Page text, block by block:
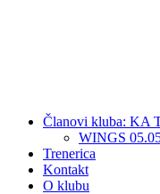
Članovi kluba: KA
WINGS
Trenerica
Kontakt
O klubu